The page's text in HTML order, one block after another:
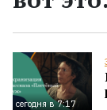
сегодня в 7:17